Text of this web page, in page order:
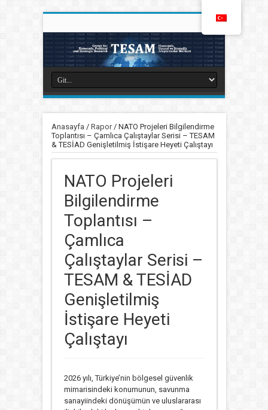
Anasayfa / Rapor/ NATO Projeleri Bilgilendirme
Toplantısı – Çamlıca Çalıştaylar Serisi – TESAM
& TESİAD Genişletilmiş İstişare Heyeti Çalıştayı
NATO Projeleri
Bilgilendirme
Toplantısı –
Çamlıca
Çalıştaylar Serisi –
TESAM & TESİAD
Genişletilmiş
İstişare Heyeti
Çalıştayı
2026 yılı, Türkiye’nin bölgesel güvenlik
mimarisindeki konumunun, savunma
sanayiindeki dönüşümün ve uluslararası